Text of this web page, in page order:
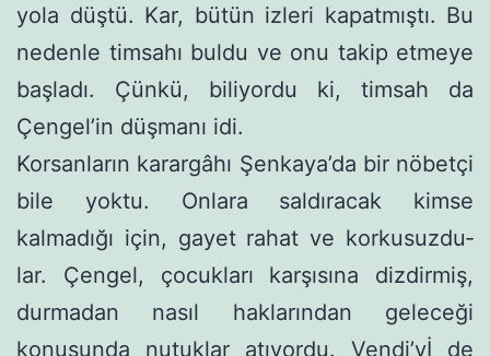
yola düştü. Kar, bütün izleri kapatmıştı. Bu
nedenle timsahı buldu ve onu takip etmeye
başladı. Çünkü, biliyordu ki, timsah da
Çengel’in düşmanı idi.
Korsanların karargâhı Şenkaya’da bir nöbetçi
bile yoktu. On­lara saldıracak kimse
kalmadığı için, gayet rahat ve korkusuzdu­
lar. Çengel, çocukları karşısına dizdirmiş,
durmadan nasıl hakla­rından geleceği
konusunda nutuklar atıyordu. Vendi’yİ de